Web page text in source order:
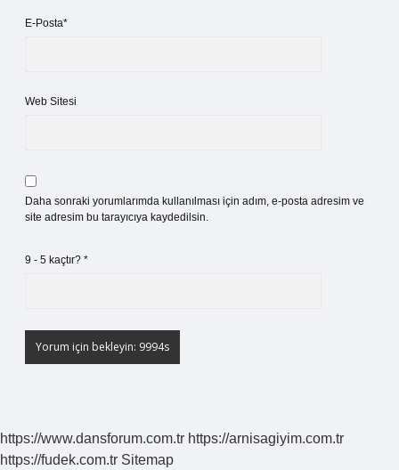
E-Posta*
Web Sitesi
Daha sonraki yorumlarımda kullanılması için adım, e-posta adresim ve
site adresim bu tarayıcıya kaydedilsin.
9 - 5 kaçtır? *
https://www.dansforum.com.tr https://arnisagiyim.com.tr
https://fudek.com.tr Sitemap